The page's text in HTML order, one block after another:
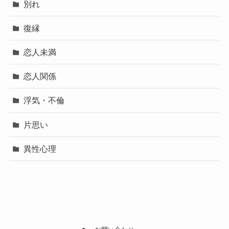
別れ
復縁
恋人未満
恋人関係
浮気・不倫
片思い
異性心理